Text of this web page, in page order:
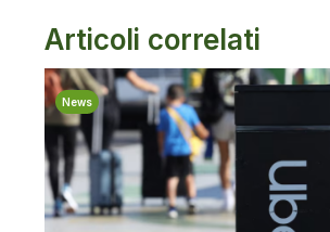
Articoli correlati
News